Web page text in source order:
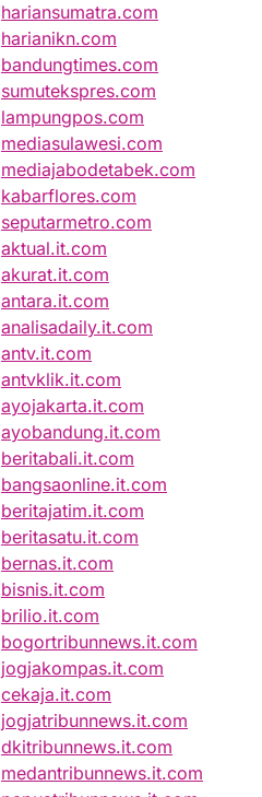
hariansumatra.com
harianikn.com
bandungtimes.com
sumutekspres.com
lampungpos.com
mediasulawesi.com
mediajabodetabek.com
kabarflores.com
seputarmetro.com
aktual.it.com
akurat.it.com
antara.it.com
analisadaily.it.com
antv.it.com
antvklik.it.com
ayojakarta.it.com
ayobandung.it.com
beritabali.it.com
bangsaonline.it.com
beritajatim.it.com
beritasatu.it.com
bernas.it.com
bisnis.it.com
brilio.it.com
bogortribunnews.it.com
jogjakompas.it.com
cekaja.it.com
jogjatribunnews.it.com
dkitribunnews.it.com
medantribunnews.it.com